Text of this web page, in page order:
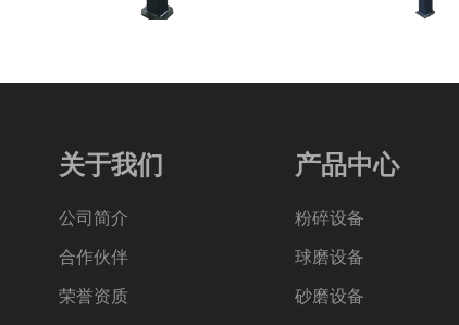
关于我们
公司简介
合作伙伴
荣誉资质
产品中心
粉碎设备
球磨设备
砂磨设备